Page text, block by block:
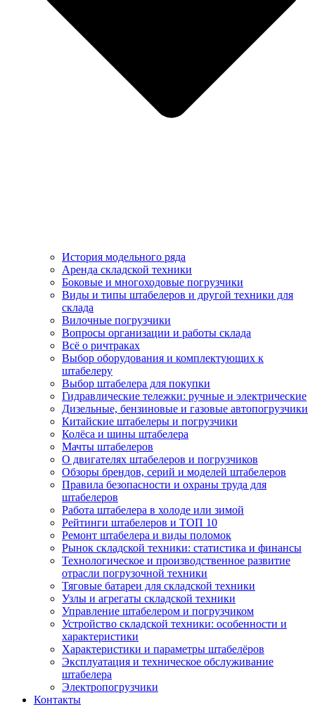
История модельного ряда
Аренда складской техники
Боковые и многоходовые погрузчики
Виды и типы штабелеров и другой техники для
склада
Вилочные погрузчики
Вопросы организации и работы склада
Всё о ричтраках
Выбор оборудования и комплектующих к
штабелеру
Выбор штабелера для покупки
Гидравлические тележки: ручные и электрические
Дизельные, бензиновые и газовые автопогрузчики
Китайские штабелеры и погрузчики
Колёса и шины штабелера
Мачты штабелеров
О двигателях штабелеров и погрузчиков
Обзоры брендов, серий и моделей штабелеров
Правила безопасности и охраны труда для
штабелеров
Работа штабелера в холоде или зимой
Рейтинги штабелеров и ТОП 10
Ремонт штабелера и виды поломок
Рынок складской техники: статистика и финансы
Технологическое и производственное развитие
отрасли погрузочной техники
Тяговые батареи для складской техники
Узлы и агрегаты складской техники
Управление штабелером и погрузчиком
Устройство складской техники: особенности и
характеристики
Характеристики и параметры штабелёров
Эксплуатация и техническое обслуживание
штабелера
Электропогрузчики
Контакты